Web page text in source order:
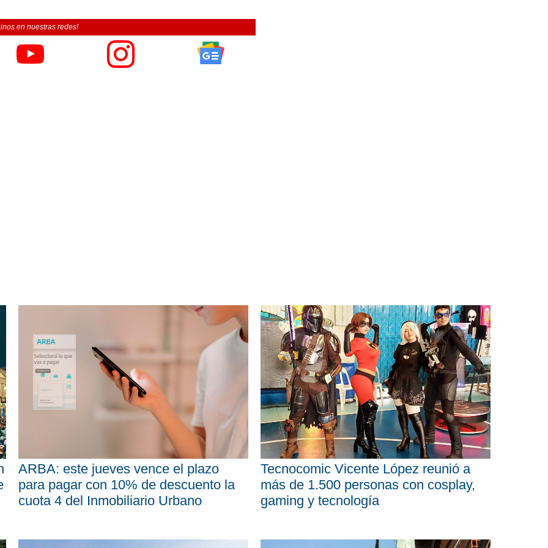
en nuestras redes!
ARBA: este jueves vence el plazo
para pagar con 10% de descuento la
cuota 4 del Inmobiliario Urbano
Tecnocomic Vicente López reunió a
más de 1.500 personas con cosplay,
gaming y tecnología